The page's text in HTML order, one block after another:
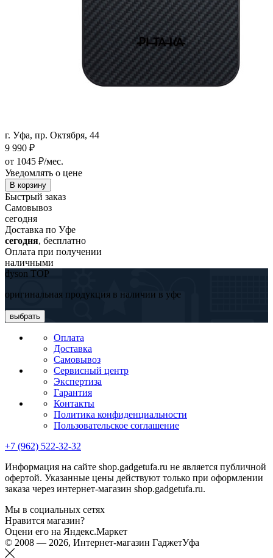
г. Уфа, пр. Октября, 44
9 990 ₽
от 1045 ₽/мес.
Уведомлять о цене
В корзину
Быстрый заказ
Самовывоз
сегодня
Доставка по Уфе
сегодня, бесплатно
Оплата при получении
наличными
dyson TOP
оригинальная продукция в наличии в уфе
выбрать
Оплата
Доставка
Самовывоз
Сервисный центр
Экспертиза
Гарантия
Контакты
Политика конфиденциальности
Пользовательское соглашение
+7 (962) 522-32-32
Информация на сайте shop.gadgetufa.ru не является публичной
офертой. Указанные цены действуют только при оформлении
заказа через интернет-магазин shop.gadgetufa.ru.
Мы в социальных сетях
Нравится магазин?
Оцени его на Яндекс.Маркет
© 2008 — 2026, Интернет-магазин ГаджетУфа